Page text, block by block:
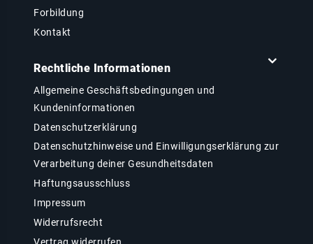
Forbildung
Kontakt
Rechtliche Informationen
Allgemeine Geschäftsbedingungen und
Kundeninformationen
Datenschutzerklärung
Datenschutzhinweise und Einwilligungserklärung zur
Verarbeitung deiner Gesundheitsdaten
Haftungsausschluss
Impressum
Widerrufsrecht
Vertrag widerrufen